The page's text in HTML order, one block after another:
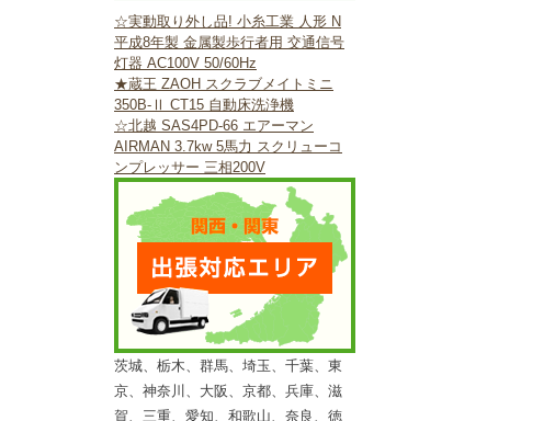
☆実動取り外し品! 小糸工業 人形 N
平成8年製 金属製歩行者用 交通信号
灯器 AC100V 50/60Hz
★蔵王 ZAOH スクラブメイトミニ
350B-Ⅱ CT15 自動床洗浄機
☆北越 SAS4PD-66 エアーマン
AIRMAN 3.7kw 5馬力 スクリューコ
ンプレッサー 三相200V
茨城、栃木、群馬、埼玉、千葉、東
京、神奈川、大阪、京都、兵庫、滋
賀、三重、愛知、和歌山、奈良、徳